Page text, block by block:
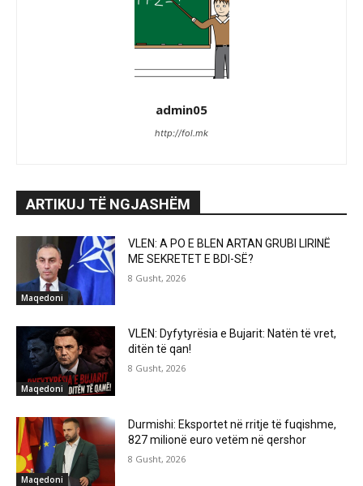
admin05
http://fol.mk
ARTIKUJ TË NGJASHËM
Maqedoni
VLEN: A PO E BLEN ARTAN GRUBI LIRINË
ME SEKRETET E BDI-SË?
8 Gusht, 2026
Maqedoni
VLEN: Dyfytyrësia e Bujarit: Natën të vret,
ditën të qan!
8 Gusht, 2026
Maqedoni
Durmishi: Eksportet në rritje të fuqishme,
827 milionë euro vetëm në qershor
8 Gusht, 2026